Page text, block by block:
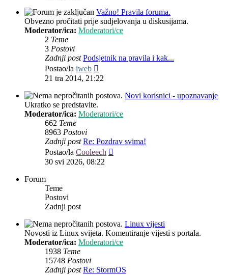
Važno! Pravila foruma.
Obvezno pročitati prije sudjelovanja u diskusijama.
Moderator/ica: Moderatori/ce
2 Teme
3 Postovi
Zadnji post Podsjetnik na pravila i kak...
Postao/la iweb
post
21 tra 2014, 21:22
Novi korisnici - upoznavanje
Ukratko se predstavite.
Moderator/ica: Moderatori/ce
662 Teme
8963 Postovi
Zadnji post Re: Pozdrav svima!
Postao/la Cooleech
30 svi 2026, 08:22
Forum
Teme
Postovi
Zadnji post
Linux vijesti
Novosti iz Linux svijeta. Komentiranje vijesti s portala.
Moderator/ica: Moderatori/ce
1938 Teme
15748 Postovi
Zadnji post Re: StormOS